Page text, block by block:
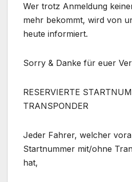
Wer trotz Anmeldung
mehr bekommt, wird von
heute informiert.
Sorry & Danke für euer
RESERVIERTE
TRANSPONDER
Jeder Fahrer, welcher
Startnummer mit/ohne
hat,